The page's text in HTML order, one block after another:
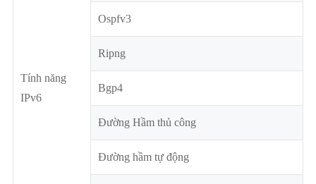
Tính năng
IPv6
Ospfv3
Ripng
Bgp4
Đường Hầm thủ công
Đường hầm tự động